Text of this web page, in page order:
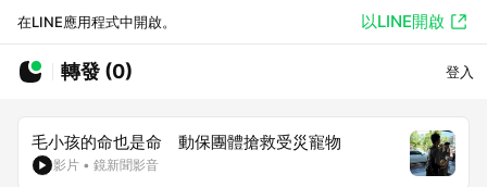
在LINE應用程式中開啟。 以LINE開啟
轉發 (0) 登入
毛小孩的命也是命 動保團體搶救受災寵物
影片 • 鏡新聞影音